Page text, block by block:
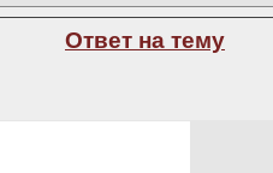
Ответ на тему